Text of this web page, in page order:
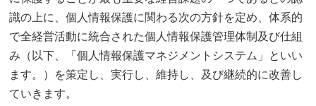
識の上に、個人情報保護に関わる次の方針を定め、体系的
で全経営活動に統合された個人情報保護管理体制及び仕組
み（以下、「個人情報保護マネジメントシステム」といい
ます。）を策定し、実行し、維持し、及び継続的に改善し
ていきます。